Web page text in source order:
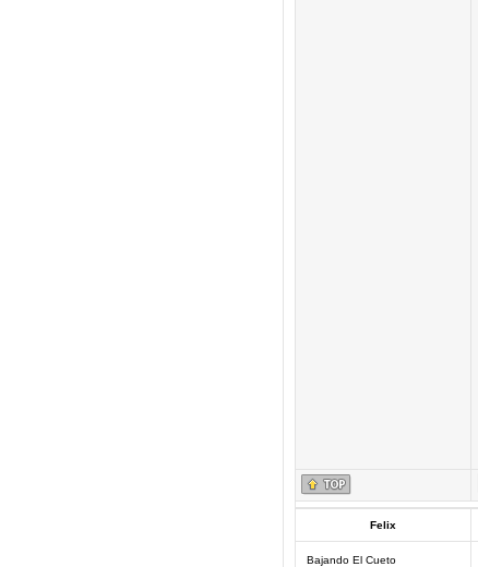
Felix
Bajando El Cueto